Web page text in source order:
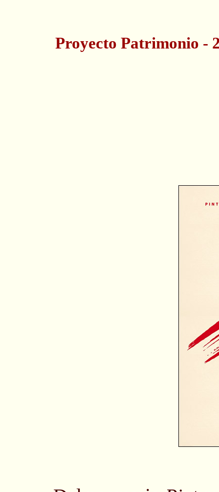
Proyecto Patrimonio -